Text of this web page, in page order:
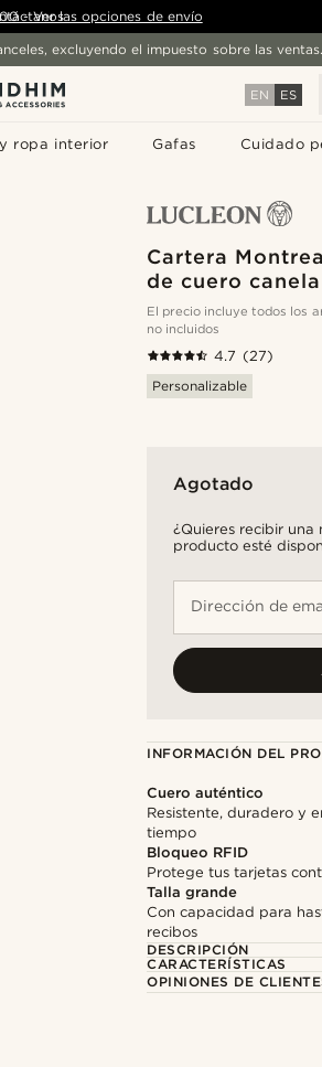
EN ES
ropa interior Gafas Cuidado
- Ver las opciones de envío
excluyendo el impuesto sobre las ventas.
Cartera
de cuero
El precio incluye todos los
no incluidos
4.7 (27)
Personalizable
Agotado
¿Quieres recibir
producto esté
Dirección de
INFORMACIÓN DEL
Cuero auténtico
Resistente, duradero y
tiempo
Bloqueo RFID
Protege tus tarjetas
Talla grande
Con capacidad para
recibos
DESCRIPCIÓN
CARACTERÍSTICAS
OPINIONES DE